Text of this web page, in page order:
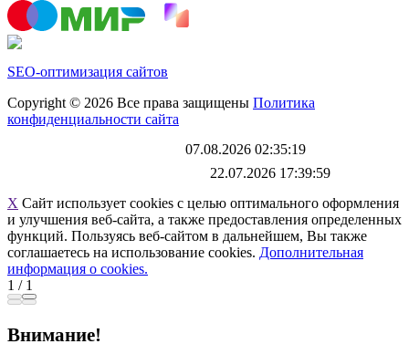
SEO-оптимизация сайтов
Copyright © 2026 Все права защищены Политика
конфиденциальности сайта
07.08.2026 02:35:19
22.07.2026 17:39:59
X Сайт использует cookies с целью оптимального оформления
и улучшения веб-сайта, а также предоставления определенных
функций. Пользуясь веб-сайтом в дальнейшем, Вы также
соглашаетесь на использование cookies. Дополнительная
информация о cookies.
1 / 1
Внимание!